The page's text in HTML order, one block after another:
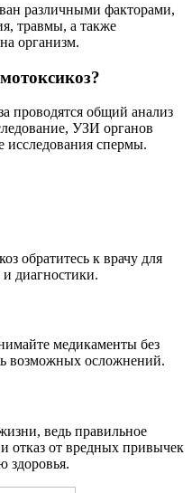
различными факторами,
травмы, а также
организм.
проводятся общий анализ
УЗИ органов
исследования спермы.
обратитесь к врачу для
диагностики.
медикаменты без
возможных осложнений.
ведь правильное
отказ от вредных привычек
здоровья.